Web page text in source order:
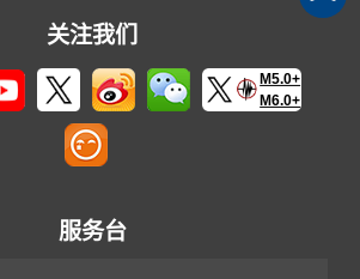
关注我们
M5.0+
M6.0+
服务台